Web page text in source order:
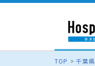
TOP 千葉県